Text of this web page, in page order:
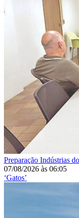
Preparação Indústrias
07/08/2026 às 06:05
‘Gatos’